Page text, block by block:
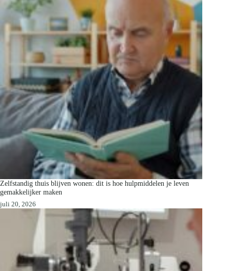
Zelfstandig thuis blijven wonen: dit is hoe hulpmiddelen je leven
gemakkelijker maken
juli 20, 2026